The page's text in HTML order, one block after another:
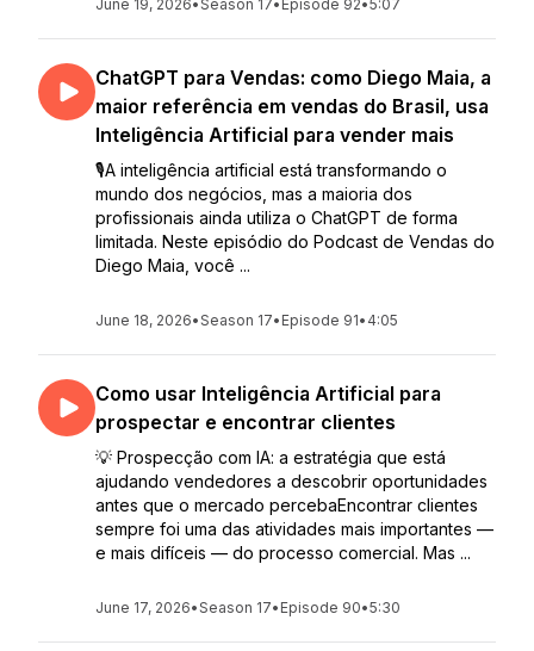
June 19, 2026•Season 17• Episode 92•5:07
ChatGPT para Vendas: como Diego Maia, a
maior referência em vendas do Brasil, usa
Inteligência Artificial para vender mais
🎙️A inteligência artificial está transformando o
mundo dos negócios, mas a maioria dos
profissionais ainda utiliza o ChatGPT de forma
limitada. Neste episódio do Podcast de Vendas do
Diego Maia, você ...
June 18, 2026•Season 17• Episode 91• 4:05
Como usar Inteligência Artificial para
prospectar e encontrar clientes
💡 Prospecção com IA: a estratégia que está
ajudando vendedores a descobrir oportunidades
antes que o mercado percebaEncontrar clientes
sempre foi uma das atividades mais importantes —
e mais difíceis — do processo comercial. Mas ...
June 17, 2026•Season 17• Episode 90•5:30